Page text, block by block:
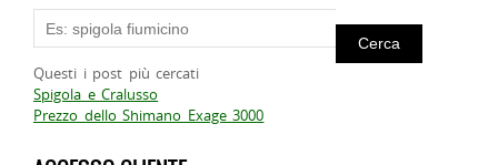
Questi i post più cercati
Spigola e Cralusso
Prezzo dello Shimano Exage 3000